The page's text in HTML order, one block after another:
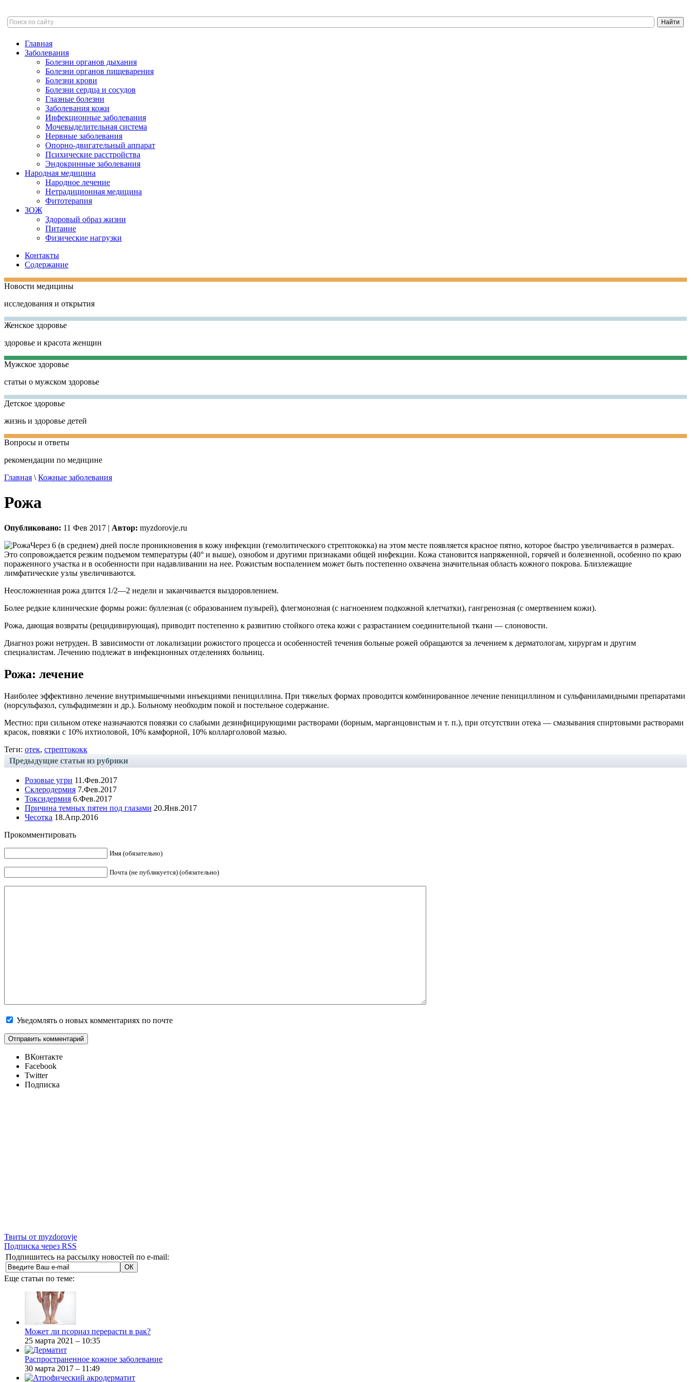
Главная
Заболевания
Болезни органов дыхания
Болезни органов пищеварения
Болезни крови
Болезни сердца и сосудов
Глазные болезни
Заболевания кожи
Инфекционные заболевания
Мочевыделительная система
Нервные заболевания
Опорно-двигательный аппарат
Психические расстройства
Эндокринные заболевания
Народная медицина
Народное лечение
Нетрадиционная медицина
Фитотерапия
ЗОЖ
Здоровый образ жизни
Питание
Физические нагрузки
Контакты
Содержание
Новости медицины
исследования и открытия
Женское здоровье
здоровье и красота женщин
Мужское здоровье
статьи о мужском здоровье
Детское здоровье
жизнь и здоровье детей
Вопросы и ответы
рекомендации по медицине
Главная \ Кожные заболевания
Рожа
Опубликовано: 11 Фев 2017 | Автор: myzdorovje.ru
Через 6 (в среднем) дней после проникновения в кожу инфекции (гемолитического стрептококка) на этом месте появляется красное пятно, которое быстро увеличивается в размерах.
Это сопровождается резким подъемом температуры (40° и выше), ознобом и другими признаками общей инфекции. Кожа становится напряженной, горячей и болезненной, особенно по краю
пораженного участка и в особенности при надавливании на нее. Рожистым воспалением может быть постепенно охвачена значительная область кожного покрова. Близлежащие
лимфатические узлы увеличиваются.
Неосложненная рожа длится 1/2—2 недели и заканчивается выздоровлением.
Более редкие клинические формы рожи: буллезная (с образованием пузырей), флегмонозная (с нагноением подкожной клетчатки), гангренозная (с омертвением кожи).
Рожа, дающая возвраты (рецидивирующая), приводит постепенно к развитию стойкого отека кожи с разрастанием соединительной ткани — слоновости.
Диагноз рожи нетруден. В зависимости от локализации рожистого процесса и особенностей течения больные рожей обращаются за лечением к дерматологам, хирургам и другим
специалистам. Лечению подлежат в инфекционных отделениях больниц.
Рожа: лечение
Наиболее эффективно лечение внутримышечными инъекциями пенициллина. При тяжелых формах проводится комбинированное лечение пенициллином и сульфаниламидными препаратами
(норсульфазол, сульфадимезин и др.). Больному необходим покой и постельное содержание.
Местно: при сильном отеке назначаются повязки со слабыми дезинфицирующими растворами (борным, марганцовистым и т. п.), при отсутствии отека — смазывания спиртовыми растворами
красок, повязки с 10% ихтиоловой, 10% камфорной, 10% колларголовой мазью.
Теги: отек, стрептококк
Предыдущие статьи из рубрики
Розовые угри 11.Фев.2017
Склеродермия 7.Фев.2017
Токсидермия 6.Фев.2017
Причина темных пятен под глазами 20.Янв.2017
Чесотка 18.Апр.2016
Прокомментировать
Имя (обязательно)
Почта (не публикуется) (обязательно)
Уведомлять о новых комментариях по почте
ВКонтакте
Facebook
Twitter
Подписка
Твиты от myzdorovje
Подписка через RSS
Подпишитесь на рассылку новостей по e-mail:
Еще статьи по теме:
Может ли псориаз перерасти в рак?
25 марта 2021 – 10:35
Распространенное кожное заболевание
30 марта 2017 – 11:49